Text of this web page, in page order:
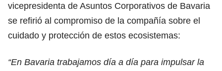
vicepresidenta de Asuntos Corporativos de Bavaria
se refirió al compromiso de la compañía sobre el
cuidado y protección de estos ecosistemas:
“En Bavaria trabajamos día a día para impulsar la